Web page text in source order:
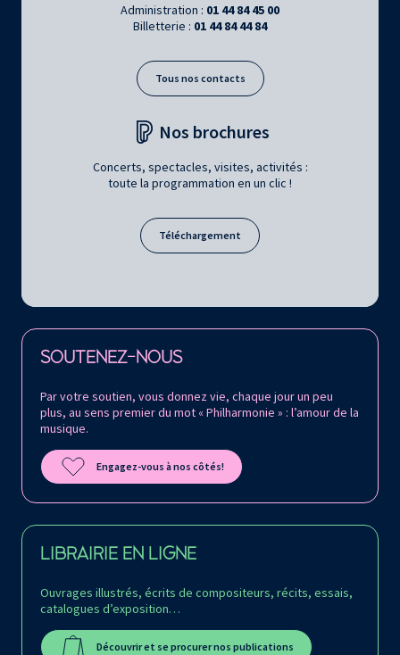
Administration : 01 44 84 45 00
Billetterie : 01 44 84 44 84
Tous nos contacts
Nos brochures
Concerts, spectacles, visites, activités :
toute la programmation en un clic !
Téléchargement
SOUTENEZ-NOUS
Par votre soutien, vous donnez vie, chaque jour un peu
plus, au sens premier du mot « Philharmonie » : l’amour de la
musique.
Engagez-vous à nos côtés!
LIBRAIRIE EN LIGNE
Ouvrages illustrés, écrits de compositeurs, récits, essais,
catalogues d’exposition…
Découvrir et se procurer nos publications
Retrouvez la Philharmonie de Paris sur